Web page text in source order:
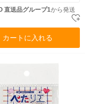
直送品グループ1から発送
カートに入れる